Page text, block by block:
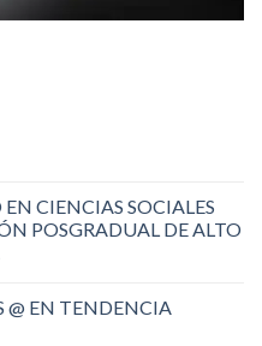
CIENCIAS SOCIALES
POSGRADUAL DE ALTO
@ EN TENDENCIA